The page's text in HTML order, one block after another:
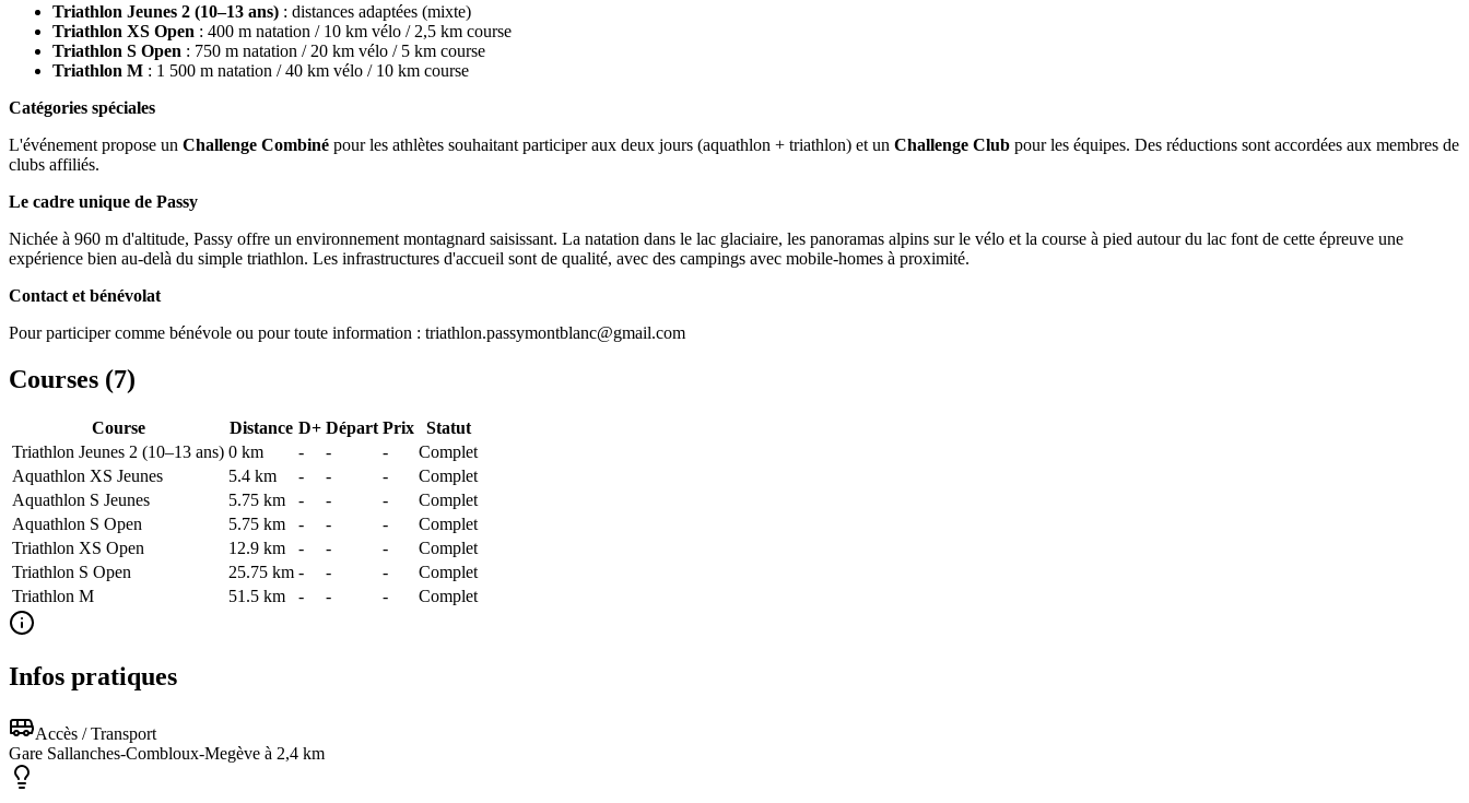
Triathlon Jeunes 2 (10–13 ans) : distances adaptées (mixte)
Triathlon XS Open : 400 m natation / 10 km vélo / 2,5 km course
Triathlon S Open : 750 m natation / 20 km vélo / 5 km course
Triathlon M : 1 500 m natation / 40 km vélo / 10 km course
Catégories spéciales
L'événement propose un Challenge Combiné pour les athlètes souhaitant participer aux deux jours (aquathlon + triathlon) et un Challenge Club pour les équipes. Des réductions sont accordées aux membres de
clubs affiliés.
Le cadre unique de Passy
Nichée à 960 m d'altitude, Passy offre un environnement montagnard saisissant. La natation dans le lac glaciaire, les panoramas alpins sur le vélo et la course à pied autour du lac font de cette épreuve une
expérience bien au-delà du simple triathlon. Les infrastructures d'accueil sont de qualité, avec des campings avec mobile-homes à proximité.
Contact et bénévolat
Pour participer comme bénévole ou pour toute information : triathlon.passymontblanc@gmail.com
Courses (7)
Course Distance D+ Départ Prix
Statut
Triathlon Jeunes 2 (10–13 ans) 0 km - - -
Complet
Aquathlon XS Jeunes
5.4 km - - -
Complet
Aquathlon S Jeunes
5.75 km - - -
Complet
Aquathlon S Open
5.75 km - - -
Complet
Triathlon XS Open
12.9 km - - -
Complet
Triathlon S Open
25.75 km - - -
Complet
Triathlon M
51.5 km - - - Complet
Infos pratiques
Accès / Transport
Gare Sallanches-Combloux-Megève à 2,4 km